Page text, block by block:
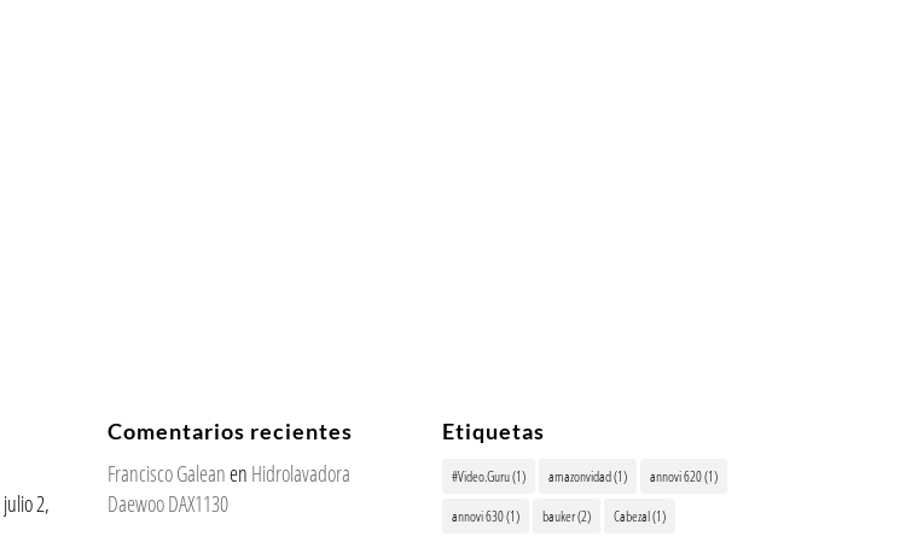
julio 2,
Comentarios recientes
Francisco Galeanen Hidrolavadora
Daewoo DAX1130
Etiquetas
#Video.Guru(1) amazonvidad(1) annovi 620(1)
annovi 630(1) bauker(2) Cabezal(1)